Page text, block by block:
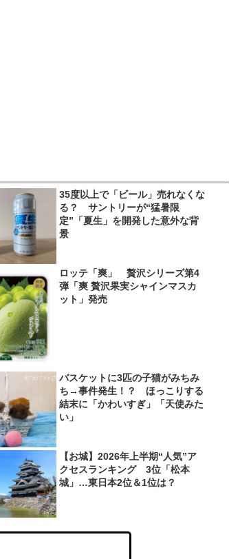
35度以上で「ビール」売れなくな
る？ サントリーが“猛暑限
定”「夏生」を開発した意外な背
景
ロッテ「爽」 贅沢シリーズ第4
弾「爽 贅沢果実シャインマスカ
ット」発売
バスケットに3匹の子猫がみちみ
ち→事件発生！？ ほっこりする
結末に「かわいすぎ」「天使みた
い」
【お城】2026年上半期“人気”ア
クセスランキング 3位「松本
城」…東日本2位＆1位は？